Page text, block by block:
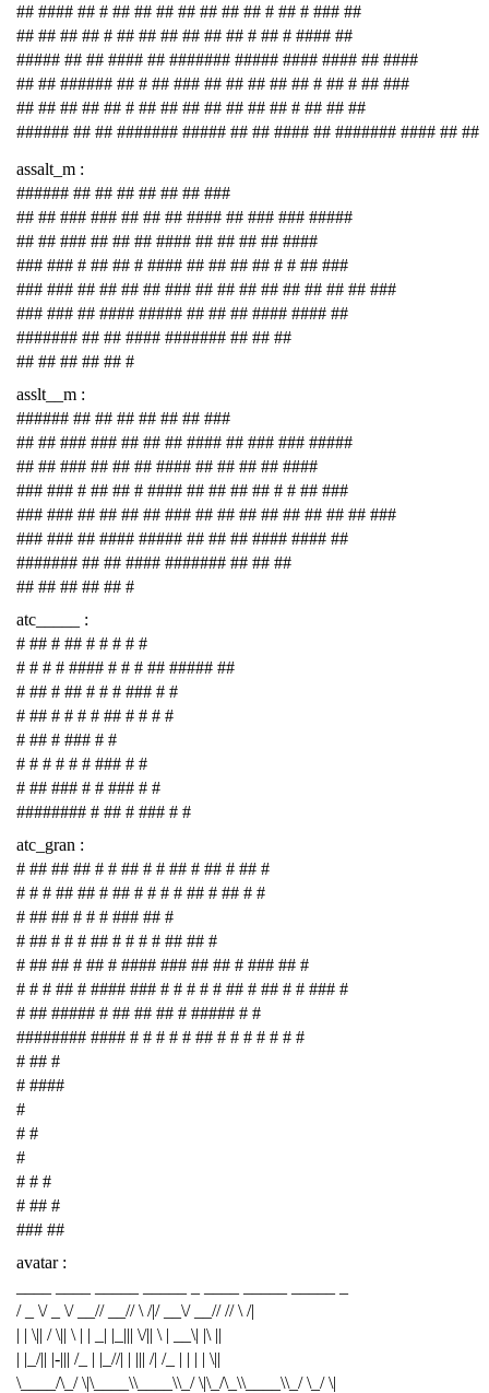
## #### ## # ## ## ## ## ## ## ## # ## # ### ##
## ## ## ## # ## ## ## ## ## ## # ## # #### ##
##### ## ## #### ## ####### ##### #### #### ## ####
## ## ###### ## # ## ### ## ## ## ## ## # ## # ## ###
## ## ## ## ## # ## ## ## ## ## ## ## # ## ## ##
###### ## ## ####### ##### ## ## #### ## ####### #### ## ##
assalt_m :
###### ## ## ## ## ## ## ###
## ## ### ### ## ## ## #### ## ### ### #####
## ## ### ## ## ## #### ## ## ## ## ####
### ### # ## ## # #### ## ## ## ## # # ## ###
### ### ## ## ## ## ### ## ## ## ## ## ## ## ## ###
### ### ## #### ##### ## ## ## #### #### ##
####### ## ## #### ####### ## ## ##
## ## ## ## ## #
asslt__m :
###### ## ## ## ## ## ## ###
## ## ### ### ## ## ## #### ## ### ### #####
## ## ### ## ## ## #### ## ## ## ## ####
### ### # ## ## # #### ## ## ## ## # # ## ###
### ### ## ## ## ## ### ## ## ## ## ## ## ## ## ###
### ### ## #### ##### ## ## ## #### #### ##
####### ## ## #### ####### ## ## ##
## ## ## ## ## #
atc_____ :
# ## # ## # # # # #
# # # # #### # # # ## ##### ##
# ## # ## # # # ### # #
# ## # # # # ## # # # #
# ## # ### # #
# # # # # # ### # #
# ## ### # # ### # #
######## # ## # ### # #
atc_gran :
# ## ## ## # # ## # # ## # ## # ## #
# # # ## ## # ## # # # # ## # ## # #
# ## ## # # # ### ## #
# ## # # # ## # # # # ## ## #
# ## ## # ## # #### ### ## ## # ### ## #
# # # ## # #### ### # # # # # ## # ## # # ### #
# ## ##### # ## ## ## # ##### # #
######## #### # # # # # ## # # # # # # #
# ## #
# ####
#
# #
#
# # #
# ## #
### ##
avatar :
/ _ \/ _ \/ __// __// \ /|/ __\/ __// // \ /|
| | \|| / \|| \ | | _| |_||| \/|| \ | __\| |\ ||
| |_/|| |-||| /_ | |_//| | ||| /| /_ | | | | \||
\____/\_/ \|\____\\____\\_/ \|\_/\_\\____\\_/ \_/ \|